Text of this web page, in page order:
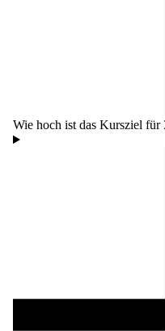
Wie hoch ist das Kursziel für